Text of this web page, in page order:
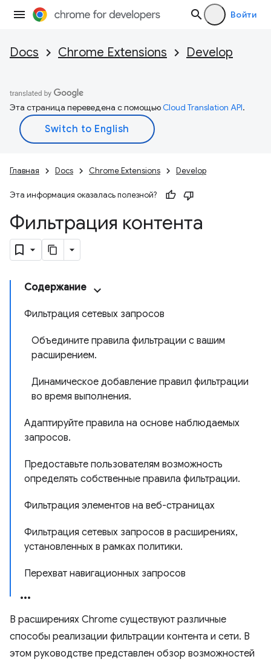
Войти
Docs Chrome Extensions Develop
Эта страница переведена с помощьюCloud Translation API.
Главная Docs Chrome Extensions Develop
Эта информация оказалась полезной?
Фильтрация контента
Содержание
Фильтрация сетевых запросов
Объедините правила фильтрации с вашим
расширением.
Динамическое добавление правил фильтрации
во время выполнения.
Адаптируйте правила на основе наблюдаемых
запросов.
Предоставьте пользователям возможность
определять собственные правила фильтрации.
Фильтрация элементов на веб-страницах
Фильтрация сетевых запросов в расширениях,
установленных в рамках политики.
Перехват навигационных запросов
В расширениях Chrome существуют различные
способы реализации фильтрации контента и сети. В
этом руководстве представлен обзор возможностей